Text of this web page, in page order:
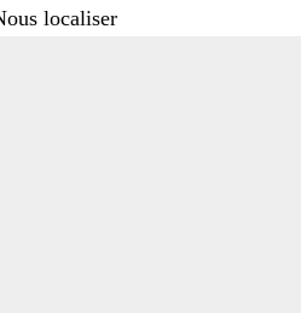
localiser